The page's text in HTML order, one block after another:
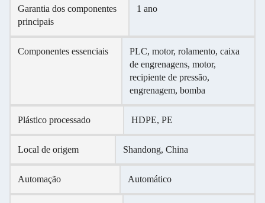
Garantia dos componentes
principais
1 ano
Componentes essenciais
PLC, motor, rolamento, caixa
de engrenagens, motor,
recipiente de pressão,
engrenagem, bomba
Plástico processado HDPE, PE
Local de origem Shandong, China
Automação Automático